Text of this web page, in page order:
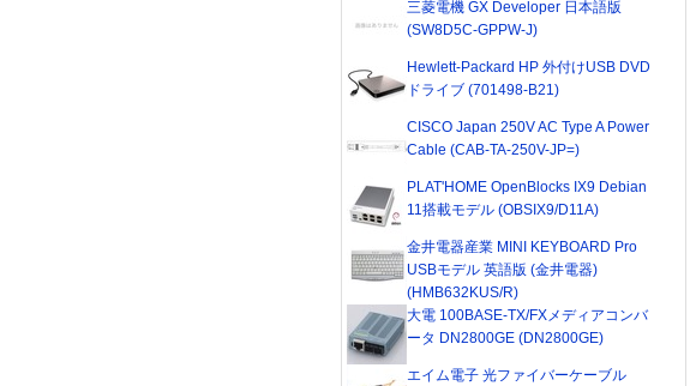
三菱電機 GX Developer 日本語版
(SW8D5C-GPPW-J)
Hewlett-Packard HP 外付けUSB DVD
ドライブ (701498-B21)
CISCO Japan 250V AC Type A Power
Cable (CAB-TA-250V-JP=)
PLAT'HOME OpenBlocks IX9 Debian
11搭載モデル (OBSIX9/D11A)
金井電器産業 MINI KEYBOARD Pro
USBモデル 英語版 (金井電器)
(HMB632KUS/R)
大電 100BASE-TX/FXメディアコンバ
ータ DN2800GE (DN2800GE)
エイム電子 光ファイバーケーブル